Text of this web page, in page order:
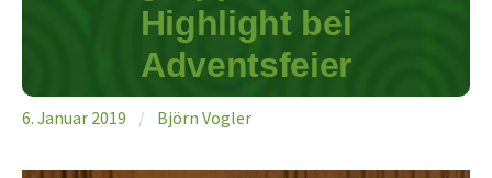
Highlight bei
Adventsfeier
6. Januar 2019 / Björn Vogler